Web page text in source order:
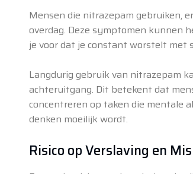
Mensen die nitrazepam gebruiken,
overdag. Deze symptomen kunnen
je voor dat je constant worstelt met
Langdurig gebruik van nitrazepam
achteruitgang. Dit betekent dat
concentreren op taken die mentale
denken moeilijk wordt.
Risico op Verslaving en